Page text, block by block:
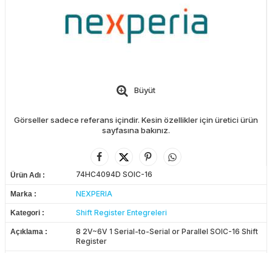
Büyüt
Görseller sadece referans içindir. Kesin özellikler için üretici ürün
sayfasına bakınız.
Ürün Adı 74HC4094D SOIC-16
Marka NEXPERIA
Kategori Shift Register Entegreleri
Açıklama
8 2V~6V 1 Serial-to-Serial or Parallel SOIC-16 Shift
Register